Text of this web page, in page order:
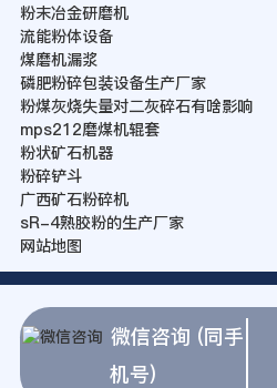
粉末冶金研磨机
流能粉体设备
煤磨机漏浆
磷肥粉碎包装设备生产厂家
粉煤灰烧失量对二灰碎石有啥影响
mps212磨煤机辊套
粉状矿石机器
粉碎铲斗
广西矿石粉碎机
sR-4熟胶粉的生产厂家
网站地图
微信咨询 (同手
机号)